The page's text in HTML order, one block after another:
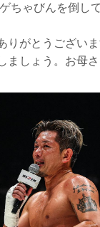
ちゃびんを倒し
りがとうござい
ましょう。お母さ